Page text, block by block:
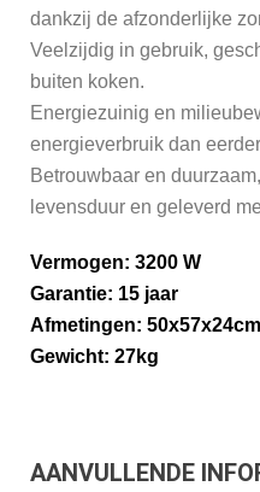
dankzij de afzonderlijke
Veelzijdig in gebruik,
buiten koken.
Energiezuinig en
energieverbruik dan
Betrouwbaar en
levensduur en geleverd
Vermogen: 3200 W
Garantie: 15 jaar
Afmetingen: 50x57x24cm
Gewicht: 27kg
AANVULLENDE